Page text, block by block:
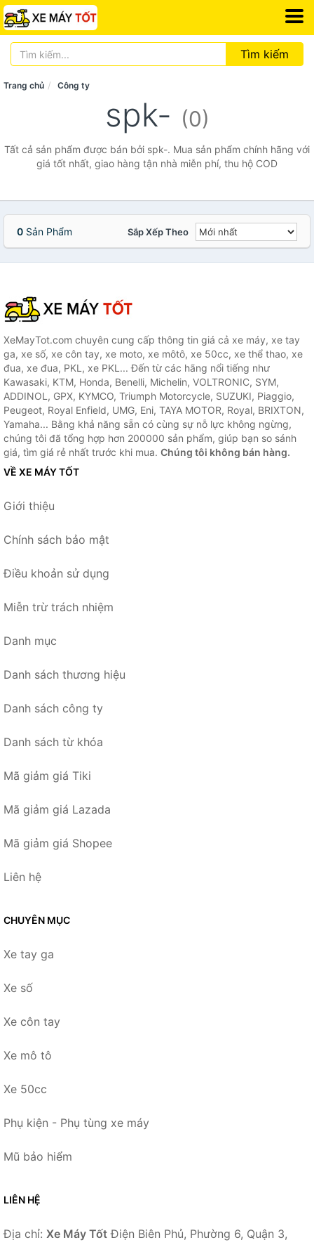
Tìm kiếm
Trang chủ Công ty
spk- (0)
Tất cả sản phẩm được bán bởi spk-. Mua sản phẩm chính hãng với
giá tốt nhất, giao hàng tận nhà miễn phí, thu hộ COD
0 Sản Phẩm Sắp Xếp Theo
XeMayTot.com chuyên cung cấp thông tin giá cả xe máy, xe tay
ga, xe số, xe côn tay, xe moto, xe môtô, xe 50cc, xe thể thao, xe
đua, xe đua, PKL, xe PKL... Đến từ các hãng nổi tiếng như
Kawasaki, KTM, Honda, Benelli, Michelin, VOLTRONIC, SYM,
ADDINOL, GPX, KYMCO, Triumph Motorcycle, SUZUKI, Piaggio,
Peugeot, Royal Enfield, UMG, Eni, TAYA MOTOR, Royal, BRIXTON,
Yamaha... Bằng khả năng sẵn có cùng sự nỗ lực không ngừng,
chúng tôi đã tổng hợp hơn 200000 sản phẩm, giúp bạn so sánh
giá, tìm giá rẻ nhất trước khi mua. Chúng tôi không bán hàng.
VỀ XE MÁY TỐT
Giới thiệu
Chính sách bảo mật
Điều khoản sử dụng
Miễn trừ trách nhiệm
Danh mục
Danh sách thương hiệu
Danh sách công ty
Danh sách từ khóa
Mã giảm giá Tiki
Mã giảm giá Lazada
Mã giảm giá Shopee
Liên hệ
CHUYÊN MỤC
Xe tay ga
Xe số
Xe côn tay
Xe mô tô
Xe 50cc
Phụ kiện - Phụ tùng xe máy
Mũ bảo hiểm
LIÊN HỆ
Địa chỉ: Xe Máy Tốt Điện Biên Phủ, Phường 6, Quận 3,